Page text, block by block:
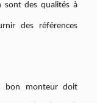
sont des qualités à
des références
bon monteur doit